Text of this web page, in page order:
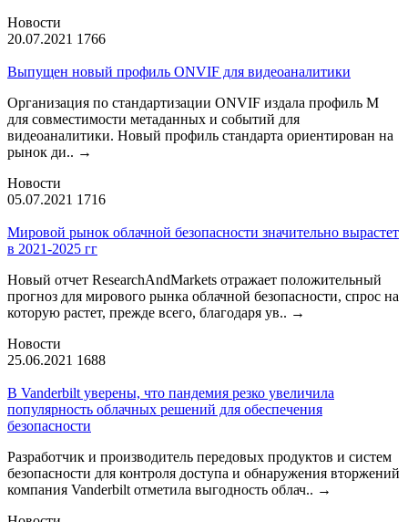
Новости
20.07.2021 1766
Выпущен новый профиль ONVIF для видеоаналитики
Организация по стандартизации ONVIF издала профиль М
для совместимости метаданных и событий для
видеоаналитики. Новый профиль стандарта ориентирован на
рынок ди.. →
Новости
05.07.2021 1716
Мировой рынок облачной безопасности значительно вырастет
в 2021-2025 гг
Новый отчет ResearchAndMarkets отражает положительный
прогноз для мирового рынка облачной безопасности, спрос на
которую растет, прежде всего, благодаря ув.. →
Новости
25.06.2021 1688
В Vanderbilt уверены, что пандемия резко увеличила
популярность облачных решений для обеспечения
безопасности
Разработчик и производитель передовых продуктов и систем
безопасности для контроля доступа и обнаружения вторжений
компания Vanderbilt отметила выгодность облач.. →